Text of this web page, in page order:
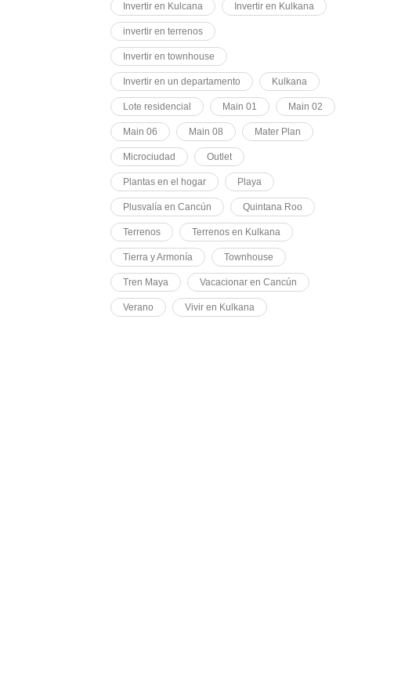
Invertir en Kulcana Invertir en Kulkana
invertir en terrenos
Invertir en townhouse
Invertir en un departamento Kulkana
Lote residencial Main 01 Main 02
Main 06 Main 08 Mater Plan
Microciudad Outlet
Plantas en el hogar Playa
Plusvalía en Cancún Quintana Roo
Terrenos Terrenos en Kulkana
Tierra y Armonía Townhouse
Tren Maya Vacacionar en Cancún
Verano Vivir en Kulkana